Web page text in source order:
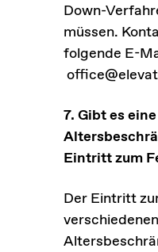
Down-
müssen.
folgende E-
7. Gibt es eine
Eintritt zum
Der Eintritt
verschiedenen